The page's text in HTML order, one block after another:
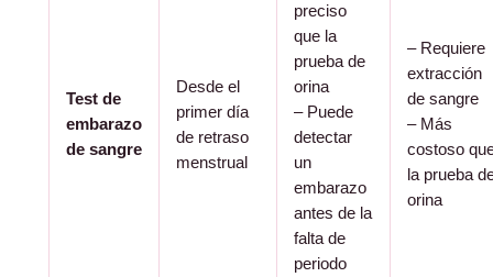
Test de
embarazo
de sangre
Desde el
primer día
de retraso
menstrual
preciso
que la
prueba de
orina
– Puede
detectar
un
embarazo
antes de la
falta de
periodo
– Requiere
extracción
de sangre
– Más
costoso
la prueba
orina